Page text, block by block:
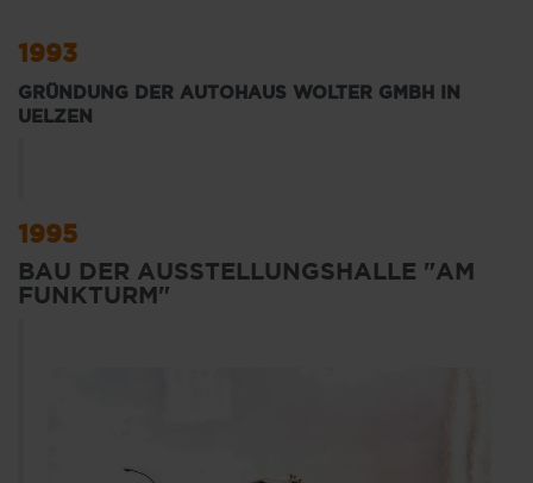
1993
GRÜNDUNG DER AUTOHAUS WOLTER GMBH IN
UELZEN
1995
BAU DER AUSSTELLUNGSHALLE "AM
FUNKTURM"